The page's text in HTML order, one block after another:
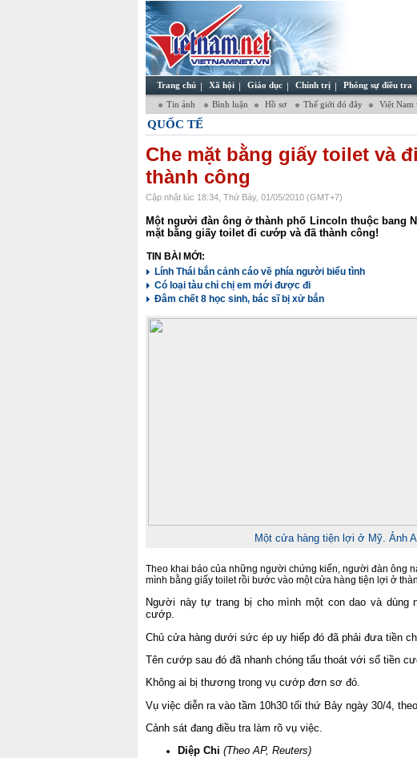
Trang chủ Xã hội Giáo dục Chính trị Phóng sự điều tra
Tin ảnh Bình luận Hồ sơ Thế giới đó đây Việt Nam
QUỐC TẾ
Che mặt bằng giấy toilet và
thành công
Cập nhật lúc 18:34, Thứ Bảy, 01/05/2010 (GMT+7)
Một người đàn ông ở thành phố Lincolnthuộc bang
mặt bằng giấy toilet đi cướp và đã thành công!
TIN BÀI MỚI:
Lính Thái bắn cảnh cáo về phía người biểu tình
Có loại tàu chỉ chị em mới được đi
Đâm chết 8 học sinh, bác sĩ bị xử bắn
Một cửa hàng tiện lợi ở Mỹ. Ảnh
Theo khai báo của những người chứng kiến, người đàn ông
mình bằng giấy toilet rồi bước vào một cửa hàng tiện lợi ở
Người này tự trang bị cho mình một con dao và dùng
cướp.
Chủ cửa hàng dưới sức ép uy hiếp đó đã phải đưa tiền
Tên cướp sau đó đã nhanh chóng tẩu thoát với số tiền
Không ai bị thương trong vụ cướp đơn sơ đó.
Vụ việc diễn ra vào tầm 10h30 tối thứ Bảy ngày 30/4,
Cảnh sát đang điều tra làm rõ vụ việc.
Diệp Chi (Theo AP, Reuters)